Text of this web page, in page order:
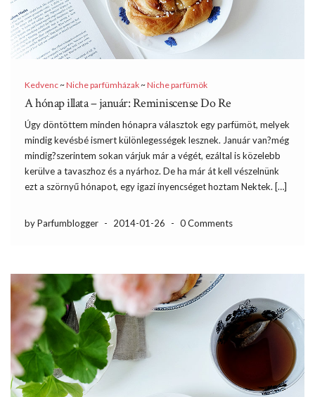
Kedvenc~Niche parfümházak~Niche parfümök
A hónap illata – január: Reminiscense Do Re
Úgy döntöttem minden hónapra választok egy parfümöt, melyek
mindig kevésbé ismert különlegességek lesznek. Január van?még
mindig?szerintem sokan várjuk már a végét, ezáltal is közelebb
kerülve a tavaszhoz és a nyárhoz. De ha már át kell vészelnünk
ezt a szörnyű hónapot, egy igazi ínyencséget hoztam Nektek. […]
by Parfumblogger - 2014-01-26 - 0 Comments